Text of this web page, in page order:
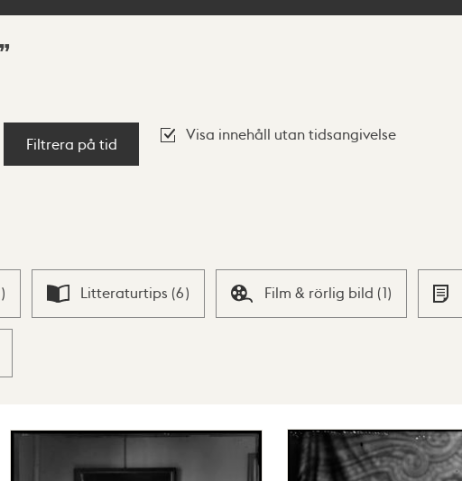
Filtrera på tid
Visa innehåll utan tidsangivelse
) Litteraturtips (6) Film & rörlig bild (1)